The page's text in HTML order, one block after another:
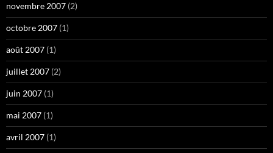
novembre 2007 (2)
octobre 2007 (1)
août 2007 (1)
juillet 2007 (2)
juin 2007 (1)
mai 2007 (1)
avril 2007 (1)